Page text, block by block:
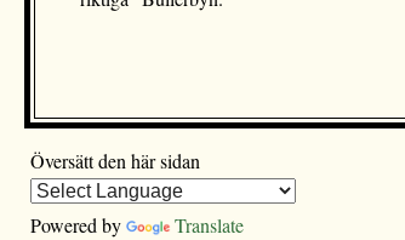
Översätt den här sidan
Powered by Translate